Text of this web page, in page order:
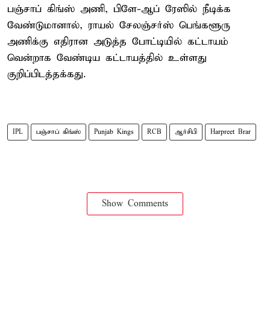
பஞ்சாப் கிங்ஸ் அணி, பிளே-ஆப் ரேஸில் நீடிக்க
வேண்டுமானால், ராயல் சேலஞ்சர்ஸ் பெங்களூரு
அணிக்கு எதிரான அடுத்த போட்டியில் கட்டாயம்
வென்றாக வேண்டிய கட்டாயத்தில் உள்ளது
குறிப்பிடத்தக்கது.
IPL பஞ்சாப் கிங்ஸ் Punjab Kings RCB ஆர்சிபி Harpreet Brar
Show Comments